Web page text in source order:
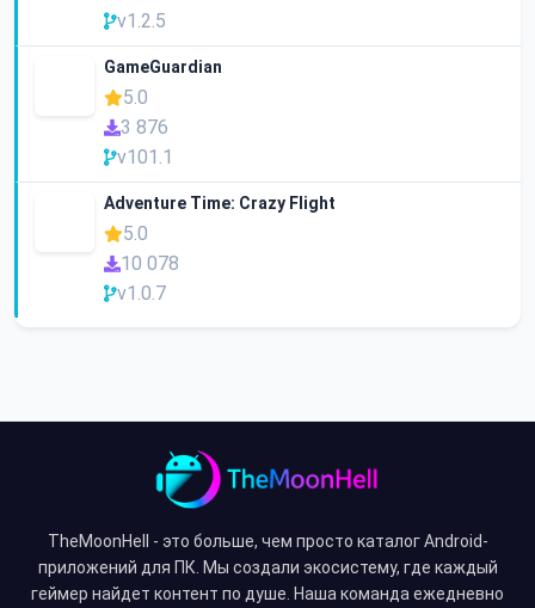
v1.2.5
GameGuardian
5.0
3 876
v101.1
Adventure Time: Crazy Flight
5.0
10 078
v1.0.7
TheMoonHell - это больше, чем просто каталог Android-
приложений для ПК. Мы создали экосистему, где каждый
геймер найдет контент по душе. Наша команда ежедневно